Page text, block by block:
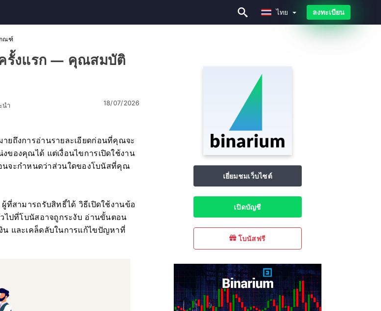
ไทย ลงทะเบียน
กณฑ์
รั้งแรก — คุณสมบัติ
นำ
18/07/2026
ยถึงการอ่านรายละเอียดก่อนที่คุณจะ
ของคุณได้ แต่เงื่อนไขการเปิดใช้งาน
นจะกำหนดว่าส่วนใดของโบนัสที่คุณ
ที่สามารถรับสิทธิ์ได้ วิธีเปิดใช้งานข้อ
ไปที่โบนัสอาจถูกระงับ อ่านขั้นตอน
น และเคล็ดลับในการแก้ไขปัญหาที่
เยี่ยมชมเว็บไซต์
เปิดบัญชี
โบนัสฟรี